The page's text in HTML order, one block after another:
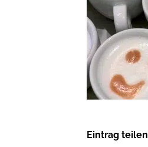
Eintrag teilen